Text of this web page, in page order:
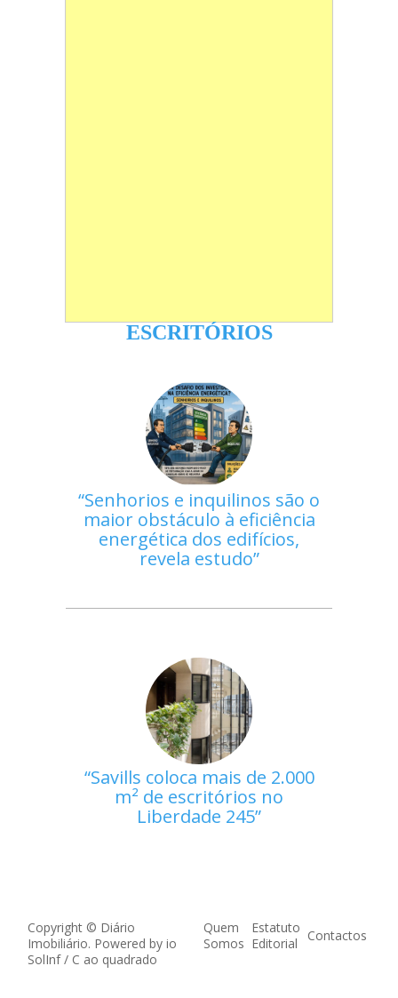
ESCRITÓRIOS
Senhorios e inquilinos são o
maior obstáculo à eficiência
energética dos edifícios,
revela estudo
Savills coloca mais de 2.000
m² de escritórios no
Liberdade 245
Copyright © Diário
Imobiliário. Powered by io
SolInf/ C ao quadrado
Quem
Somos
Estatuto
Editorial
Contactos